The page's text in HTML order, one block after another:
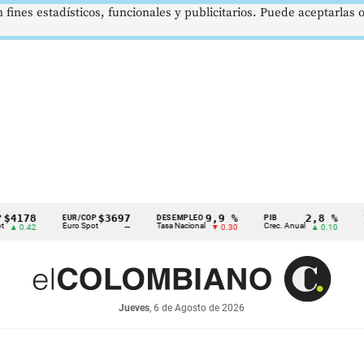
EUR/COP
Euro Spot
$3697
—
DESEMPLEO
Tasa Nacional
9,9 %
▼ 0.30
PIB
Crec. Anual
2,8 %
▲ 0.10
TRM
Tasa
Jueves, 6 de Agosto de 2026
estadísticos, funcionales y publicitarios. Puede aceptarlas